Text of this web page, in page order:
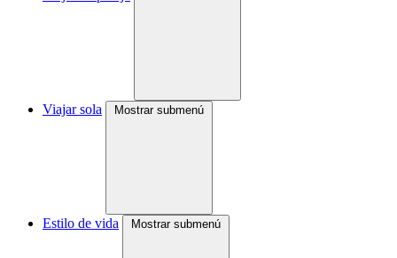
Viajar sola Mostrar submenú
Estilo de vida Mostrar submenú